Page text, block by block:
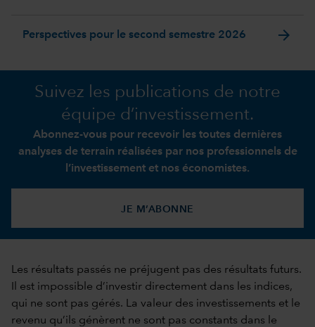
Perspectives pour le second semestre 2026 arrow_forward
Suivez les publications de notre
équipe d’investissement.
Abonnez-vous pour recevoir les toutes dernières
analyses de terrain réalisées par nos professionnels de
l’investissement et nos économistes.
JE M’ABONNE
Les résultats passés ne préjugent pas des résultats futurs.
Il est impossible d’investir directement dans les indices,
qui ne sont pas gérés. La valeur des investissements et le
revenu qu’ils génèrent ne sont pas constants dans le